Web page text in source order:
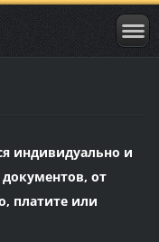
индивидуально и
от
платите или